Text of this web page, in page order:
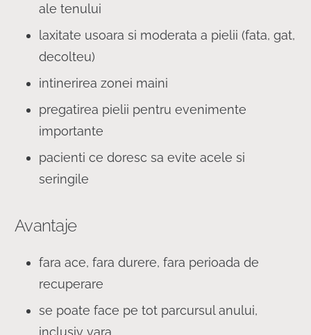
ale tenului
laxitate usoara si moderata a pielii (fata, gat,
decolteu)
intinerirea zonei maini
pregatirea pielii pentru evenimente
importante
pacienti ce doresc sa evite acele si
seringile
Avantaje
fara ace, fara durere, fara perioada de
recuperare
se poate face pe tot parcursul anului,
inclusiv vara